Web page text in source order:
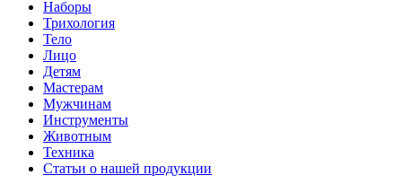
Наборы
Трихология
Тело
Лицо
Детям
Мастерам
Мужчинам
Инструменты
Животным
Техника
Статьи о нашей продукции